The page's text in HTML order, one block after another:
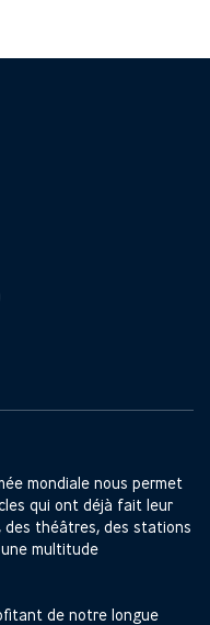
mondiale nous permet
qui ont déjà fait leur
des théâtres, des stations
multitude
de notre longue